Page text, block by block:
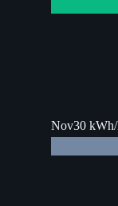
Nov30